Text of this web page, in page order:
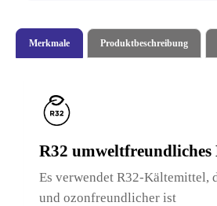
Merkmale Produktbeschreibung
R32
Es verwendet R32-Kältemittel,
und ozonfreundlicher ist